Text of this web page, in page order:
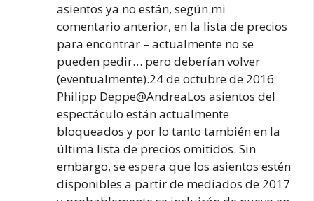
asientos ya no están, según mi
comentario anterior, en la lista de precios
para encontrar – actualmente no se
pueden pedir… pero deberían volver
(eventualmente).24 de octubre de 2016
Philipp Deppe@AndreaLos asientos del
espectáculo están actualmente
bloqueados y por lo tanto también en la
última lista de precios omitidos. Sin
embargo, se espera que los asientos estén
disponibles a partir de mediados de 2017